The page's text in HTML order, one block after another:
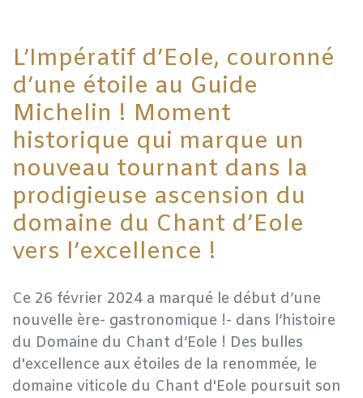
L’Impératif d’Eole, couronné
d’une étoile au Guide
Michelin ! Moment
historique qui marque un
nouveau tournant dans la
prodigieuse ascension du
domaine du Chant d’Eole
vers l’excellence !
​Ce 26 février 2024 a marqué le début d’une
nouvelle ère- gastronomique !- dans l’histoire
du Domaine du Chant d’Eole ! Des bulles
d'excellence aux étoiles de la renommée, le
domaine viticole du Chant d'Eole poursuit son